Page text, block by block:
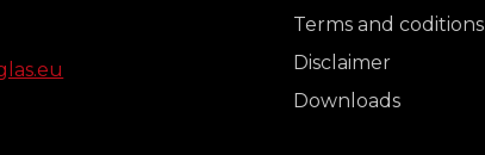
Terms and coditions
Disclaimer
Downloads